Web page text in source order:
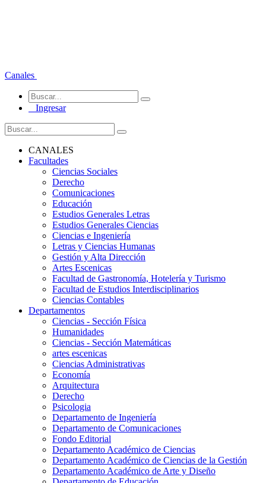
Canales
Ingresar
CANALES
Facultades
Ciencias Sociales
Derecho
Comunicaciones
Educación
Estudios Generales Letras
Estudios Generales Ciencias
Ciencias e Ingeniería
Letras y Ciencias Humanas
Gestión y Alta Dirección
Artes Escenicas
Facultad de Gastronomía, Hotelería y Turismo
Facultad de Estudios Interdisciplinarios
Ciencias Contables
Departamentos
Ciencias - Sección Física
Humanidades
Ciencias - Sección Matemáticas
artes escenicas
Ciencias Administrativas
Economía
Arquitectura
Derecho
Psicologia
Departamento de Ingeniería
Departamento de Comunicaciones
Fondo Editorial
Departamento Académico de Ciencias
Departamento Académico de Ciencias de la Gestión
Departamento Académico de Arte y Diseño